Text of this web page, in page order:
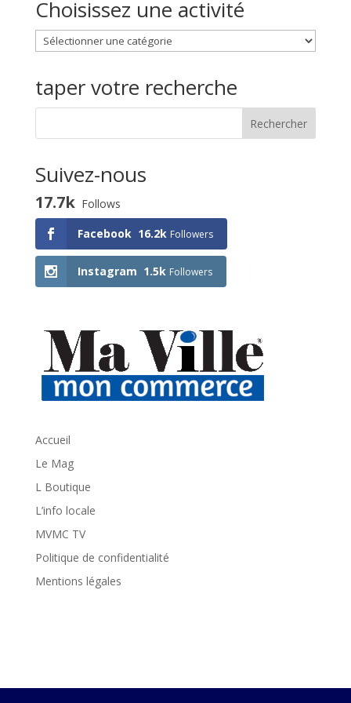
Choisissez une activité
Choisissez
une
taper votre recherche
Suivez-nous
17.7k Follows
Facebook 16.2k Followers
Instagram 1.5k Followers
Accueil
Le Mag
L Boutique
L’info locale
MVMC TV
Politique de confidentialité
Mentions légales